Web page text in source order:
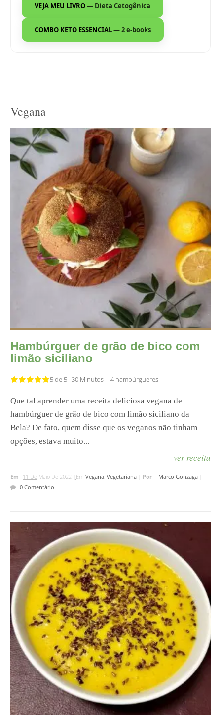
VEJA MEU LIVRO— Dieta Cetogênica
COMBO KETO ESSENCIAL— 2 e-books
Vegana
Hambúrguer de grão de bico com
limão siciliano
5 de 5 30 Minutos 4 hambúrgueres
Que tal aprender uma receita deliciosa vegana de
hambúrguer de grão de bico com limão siciliano da
Bela? De fato, quem disse que os veganos não tinham
opções, estava muito...
ver receita
Em 11 De Maio De 2022 | EmVegana ,Vegetariana Por Marco Gonzaga
0 Comentário